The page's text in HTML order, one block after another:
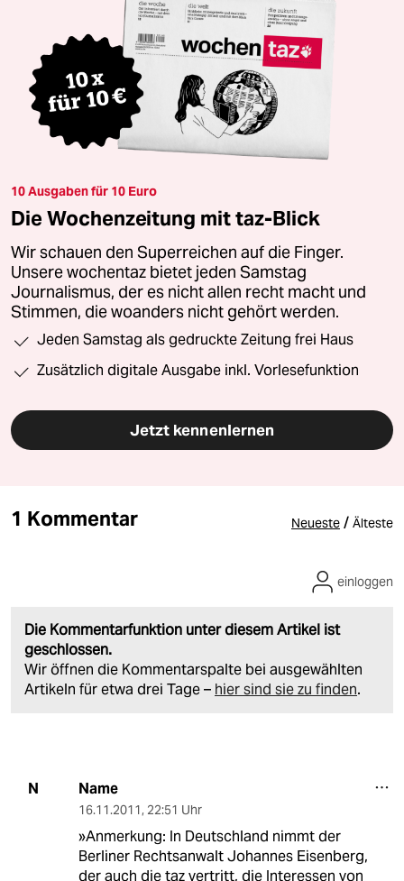
10 Ausgaben für 10 Euro
Die Wochenzeitung mit taz-Blick
Wir schauen den Superreichen auf die Finger.
Unsere wochentaz bietet jeden Samstag
Journalismus, der es nicht allen recht macht und
Stimmen, die woanders nicht gehört werden.
Jeden Samstag als gedruckte Zeitung frei Haus
Zusätzlich digitale Ausgabe inkl. Vorlesefunktion
Jetzt kennenlernen
1 Kommentar Neueste / Älteste
Die Kommentarfunktion unter diesem Artikel ist
geschlossen.
Wir öffnen die Kommentarspalte bei ausgewählten
Artikeln für etwa drei Tage – hier sind sie zu finden.
einloggen
N Name
16.11.2011, 22:51 Uhr
»Anmerkung: In Deutschland nimmt der
Berliner Rechtsanwalt Johannes Eisenberg,
der auch die taz vertritt, die Interessen von